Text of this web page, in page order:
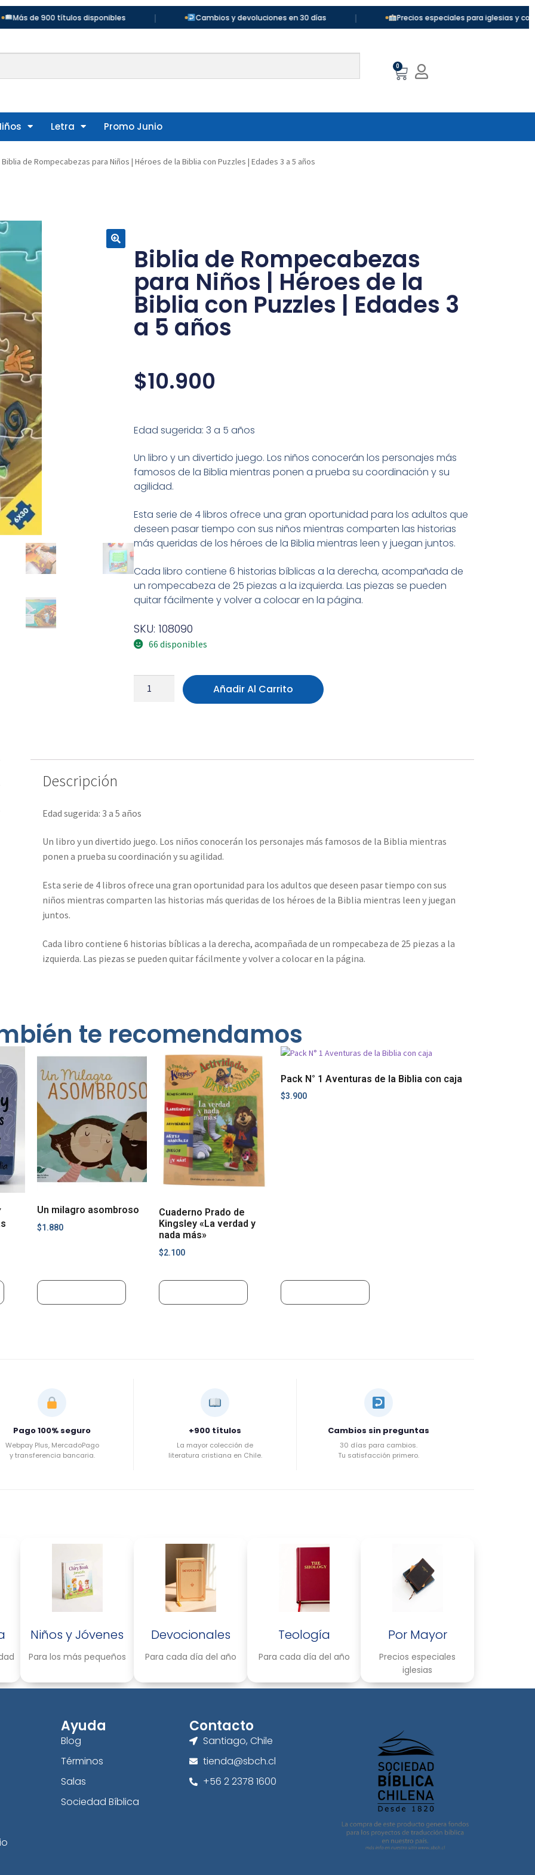
900 títulos disponibles | Cambios y devoluciones en 30 días | Precios especiales para iglesias y colegios
0
Letra Promo Junio
Biblia de Rompecabezas para Niños | Héroes de la Biblia con Puzzles | Edades 3 a 5 años
Biblia de Rompecabezas
para Niños | Héroes de la
Biblia con Puzzles | Edades 3
a 5 años
$10.900
Edad sugerida: 3 a 5 años
Un libro y un divertido juego. Los niños conocerán los personajes más
famosos de la Biblia mientras ponen a prueba su coordinación y su
agilidad.
Esta serie de 4 libros ofrece una gran oportunidad para los adultos que
deseen pasar tiempo con sus niños mientras comparten las historias
más queridas de los héroes de la Biblia mientras leen y juegan juntos.
Cada libro contiene 6 historias bíblicas a la derecha, acompañada de
un rompecabeza de 25 piezas a la izquierda. Las piezas se pueden
quitar fácilmente y volver a colocar en la página.
SKU: 108090
66 disponibles
Añadir Al Carrito
Descripción
Edad sugerida: 3 a 5 años
Un libro y un divertido juego. Los niños conocerán los personajes más famosos de la Biblia mientras
ponen a prueba su coordinación y su agilidad.
Esta serie de 4 libros ofrece una gran oportunidad para los adultos que deseen pasar tiempo con sus
niños mientras comparten las historias más queridas de los héroes de la Biblia mientras leen y juegan
juntos.
Cada libro contiene 6 historias bíblicas a la derecha, acompañada de un rompecabeza de 25 piezas a la
izquierda. Las piezas se pueden quitar fácilmente y volver a colocar en la página.
te recomendamos
Un milagro asombroso
$1.880
Cuaderno Prado de
Kingsley «La verdad y
nada más»
$2.100
Pack N° 1 Aventuras de la Biblia con caja
$3.900
Pago 100% seguro
Webpay Plus, MercadoPago
y transferencia bancaria.
+900 títulos
La mayor colección de
literatura cristiana en Chile.
Cambios sin preguntas
30 días para cambios.
Tu satisfacción primero.
Niños y Jóvenes
Para los más pequeños
Devocionales
Para cada día del año
Teología
Para cada día del año
Por Mayor
Precios especiales
iglesias
Ayuda
Blog
Términos
Salas
Sociedad Bíblica
Contacto
Santiago, Chile
tienda@sbch.cl
+56 2 2378 1600